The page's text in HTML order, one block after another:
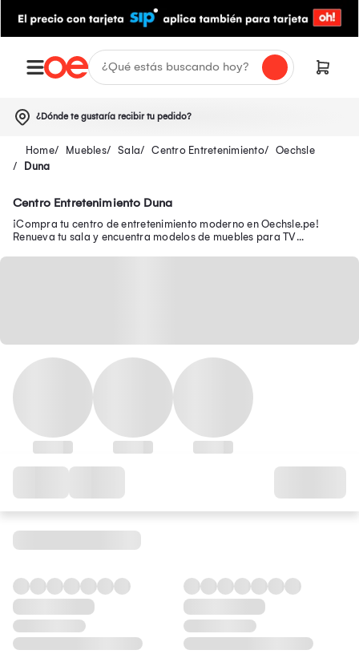
¿Dónde te gustaría recibir tu pedido?
Muebles Sala Centro Entretenimiento
Oechsle
Duna
Centro Entretenimiento Duna
¡Compra tu centro de entretenimiento moderno en Oechsle.pe!
Renueva tu sala y encuentra modelos de muebles para TV